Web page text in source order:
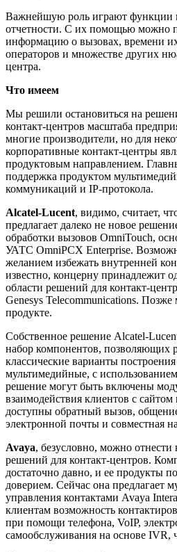
Важнейшую роль играют функции
отчетности. С их помощью можно
информацию о вызовах, времени их
операторов и множестве других
центра.
Что имеем
Мы решили остановиться на
контакт-центров масштаба
многие производители, но для
корпоративные контакт-центры
продуктовым направлением.
поддержка продуктом
коммуникаций и IP-протокола.
Alcatel-Lucent, видимо, считает,
предлагает далеко не новое
обработки вызовов OmniTouch,
УАТС OmniPCX Enterprise.
желанием избежать внутренней
известно, концерну принадлежит
области решений для контакт-
Genesys Telecommunications.
продукте.
Собственное решение Alcatel-
набор компонентов, позволяющих
классические варианты
мультимедийные, с
решение могут быть включены
взаимодействия клиентов с
доступны обратный вызов,
электронной почты и совместная
Avaya, безусловно, можно
решений для контакт-центров.
достаточно давно, и ее продукты
доверием. Сейчас она предлагает
управления контактами Avaya
клиентам возможность
при помощи телефона, VoIP,
самообслуживания на основе IVR,